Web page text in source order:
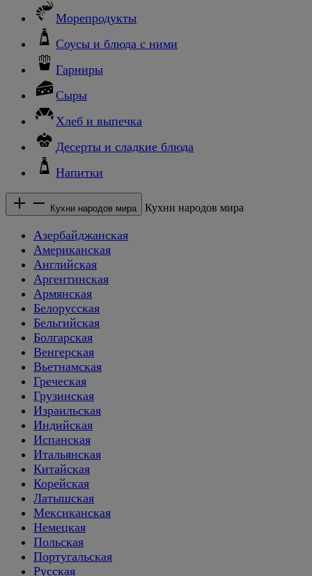
Морепродукты
Соусы и блюда с ними
Гарниры
Сыры
Хлеб и выпечка
Десерты и сладкие блюда
Напитки
Кухни народов мира Кухни народов мира
Азербайджанская
Американская
Английская
Аргентинская
Армянская
Белорусская
Бельгийская
Болгарская
Венгерская
Вьетнамская
Греческая
Грузинская
Израильская
Индийская
Испанская
Итальянская
Китайская
Корейская
Латышская
Мексиканская
Немецкая
Польская
Португальская
Русская